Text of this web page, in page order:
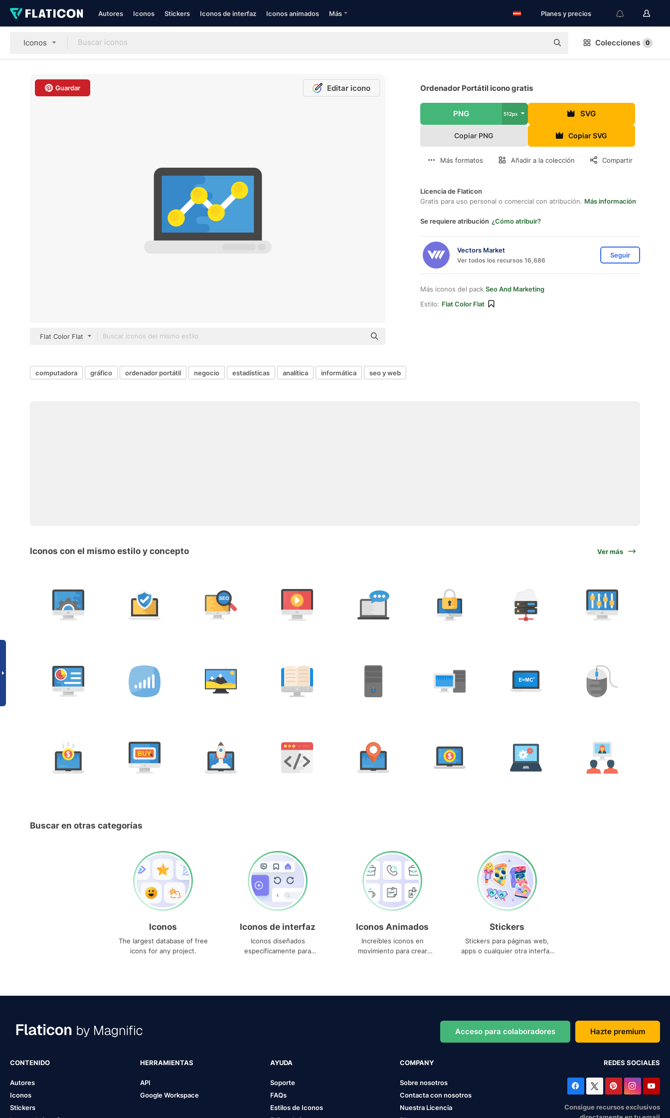
Autores Iconos Stickers Iconos de interfaz Iconos animados Más Planes y precios
Iconos Colecciones 0
Guardar Editar icono
Flat Color Flat
Ordenador Portátil icono gratis
PNG 512px SVG
Copiar PNG Copiar SVG
Más formatos Añadir a la colección Compartir
Licencia de Flaticon
Gratis para uso personal o comercial con atribución. Más información
Se requiere atribución ¿Cómo atribuir?
Vectors Market
Ver todos los recursos 16,686
Seguir
Más iconos del pack Seo And Marketing
Estilo: Flat Color Flat
computadora gráfico ordenador portátil negocio estadisticas analítica informática seo y web
Iconos con el mismo estilo y concepto Ver más
Buscar en otras categorías
Iconos
The largest database of free
icons for any project.
Iconos de interfaz
Iconos diseñados
específicamente para
Iconos Animados
Increíbles iconos en
movimiento para crear
Stickers
Stickers para páginas web,
apps o cualquier otra interfaz
Acceso para colaboradores Hazte premium
CONTENIDO
Autores
Iconos
Stickers
HERRAMIENTAS
API
Google Workspace
AYUDA
Soporte
FAQs
Estilos de Iconos
COMPANY
Sobre nosotros
Contacta con nosotros
Nuestra Licencia
REDES SOCIALES
Consigue recursos exclusivos